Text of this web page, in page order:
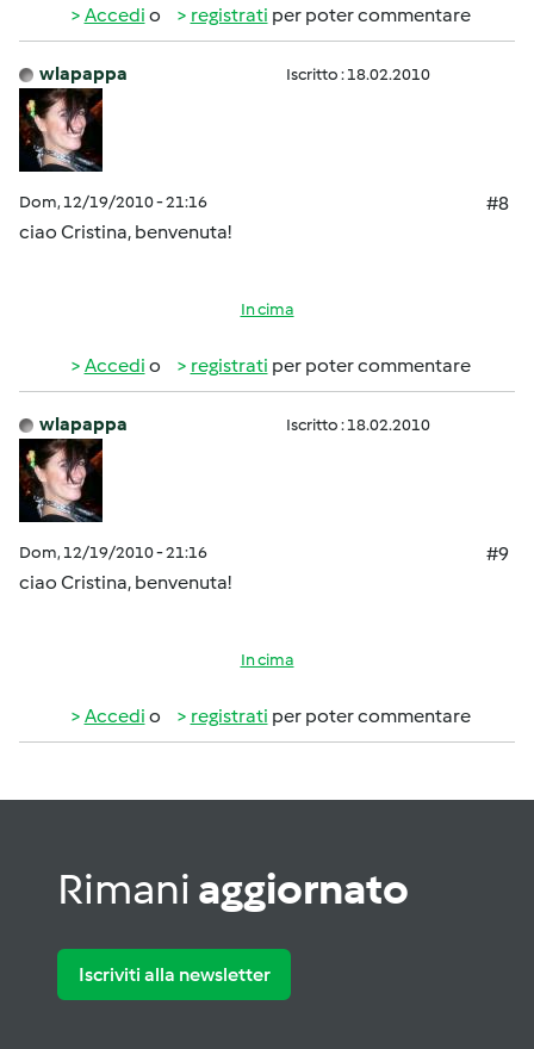
Accedi o registrati per poter commentare
wlapappa Iscritto : 18.02.2010
Dom, 12/19/2010 - 21:16
#8
ciao Cristina, benvenuta!
In cima
Accedi o registrati per poter commentare
wlapappa Iscritto : 18.02.2010
Dom, 12/19/2010 - 21:16
#9
ciao Cristina, benvenuta!
In cima
Accedi o registrati per poter commentare
Rimani aggiornato
Iscriviti alla newsletter